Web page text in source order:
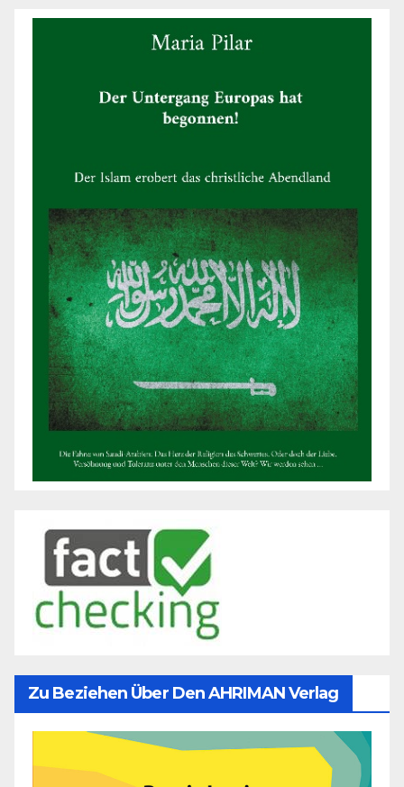
Zu Beziehen Über Den AHRIMAN Verlag